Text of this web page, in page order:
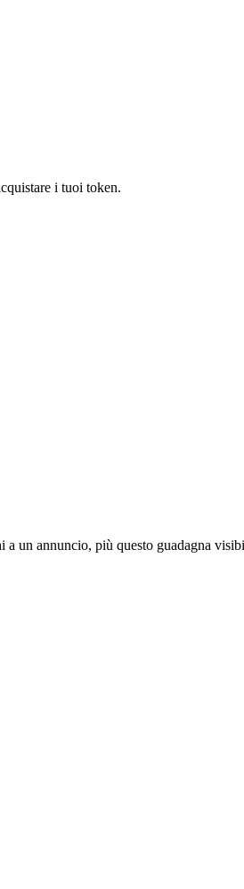
i tuoi token.
un annuncio, più questo guadagna